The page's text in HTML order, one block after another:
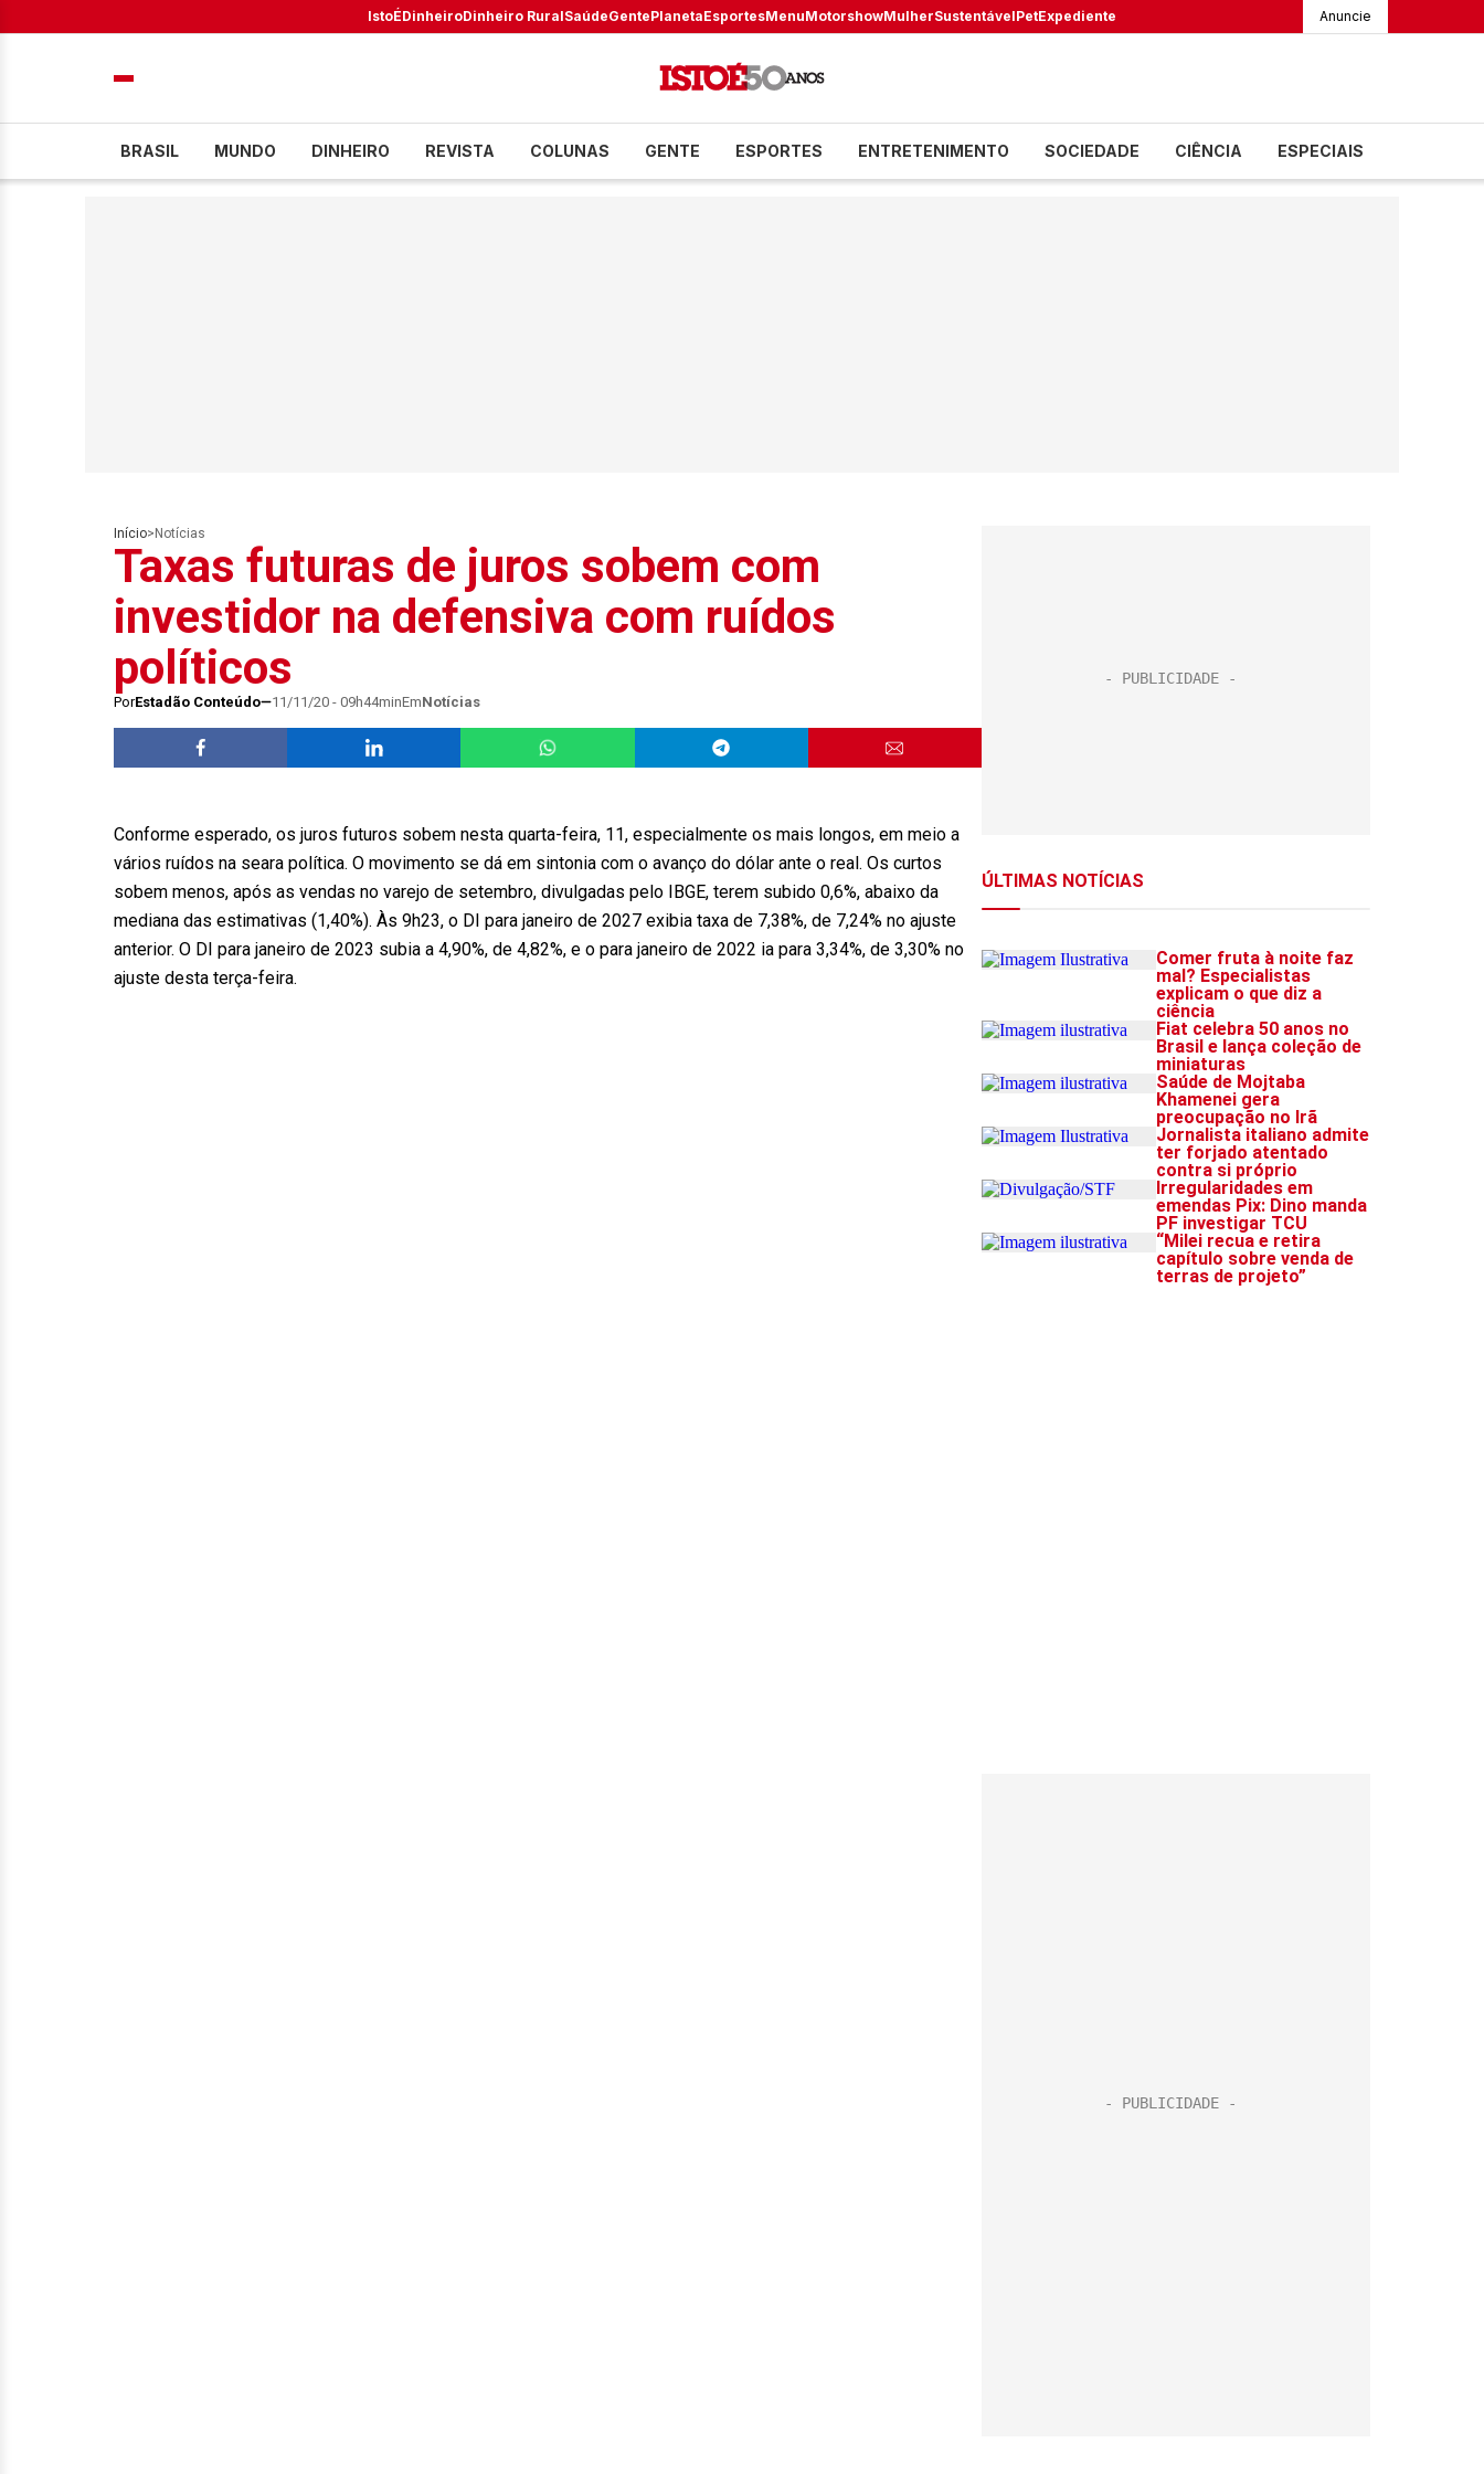
IstoÉDinheiroDinheiro RuralSaúdeGentePlanetaEsportesMenuMotorshowMulherSustentávelPetExpediente Anuncie
BRASIL MUNDO DINHEIRO REVISTA COLUNAS GENTE ESPORTES ENTRETENIMENTO SOCIEDADE CIÊNCIA ESPECIAIS
Início> Notícias
Taxas futuras de juros sobem com
investidor na defensiva com ruídos
políticos
PorEstadão Conteúdo 11/11/20 - 09h44minEmNotícias
Conforme esperado, os juros futuros sobem nesta quarta-feira, 11, especialmente os mais longos, em meio a
vários ruídos na seara política. O movimento se dá em sintonia com o avanço do dólar ante o real. Os curtos
sobem menos, após as vendas no varejo de setembro, divulgadas pelo IBGE, terem subido 0,6%, abaixo da
mediana das estimativas (1,40%). Às 9h23, o DI para janeiro de 2027 exibia taxa de 7,38%, de 7,24% no ajuste
anterior. O DI para janeiro de 2023 subia a 4,90%, de 4,82%, e o para janeiro de 2022 ia para 3,34%, de 3,30% no
ajuste desta terça-feira.